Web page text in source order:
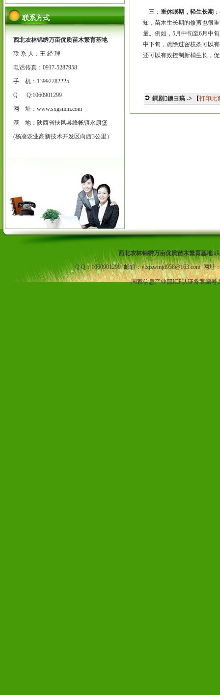
联系方式
西北农林锦绣万亩优质苗木繁育基地
联 系 人：王 经 理
电话传真：0917-5287958
手 机：13992782225
Q Q:1060901299
网 址： www.sxgsmm.com
基 地：陕西省扶风县绛帐镇永康堡
(杨凌农业高新技术开发区向西3公里）
三： 重休眠期，轻生长期
知，苗木生长期的修剪也很
量。例如，5月中旬至6月中
中下旬，疏除过密枝条可以
还可以有效控制新梢生长，
鐧剧鐭ヨ瘑 -> 【打印此
西北农林锦绣万亩优质苗木繁育基地联
Q Q：1060901299 邮箱：ylxjzwmjd958@163.com 网址
国家信息产业部ICP认证备案编号: